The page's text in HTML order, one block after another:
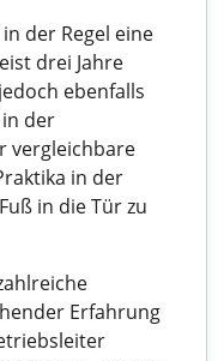
der Regel eine
drei Jahre
ebenfalls
der
vergleichbare
in der
in die Tür zu
Erfahrung